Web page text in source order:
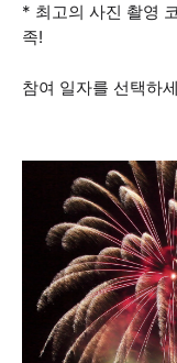
* 최고의 사진 촬영
족!
참여 일자를 선택하